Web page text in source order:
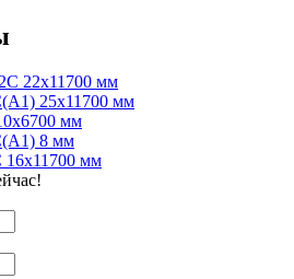
22x11700 мм
25x11700 мм
мм
8 мм
16x11700 мм